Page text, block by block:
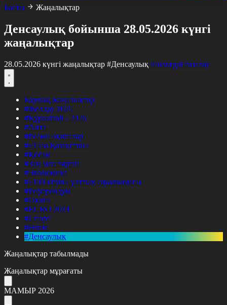
Басты
Жаңалықтар
Денсаулық бойынша 28.05.2026 күнгі
жаңалықтар
28.05.2026 күнгі жаңалықтар #Денсаулық Фильтрді тазалау
Барлық жаңалықтар
#Жолдау 2025
#Құрылтай - 2026
#Апта
#Ресми оқиғалар
#«Таза Қазақстан»
#Қоғам
#Заң мен тәртіп
#Экономика
#«100 кітап» ұлттық сауалнамасы
#Референдум
#Оқиға
#EURO 2024
#Спорт
#Әлем
#Денсаулық
Жаңалықтар табылмады
Жаңалықтар мұрағаты
МАМЫР 2026